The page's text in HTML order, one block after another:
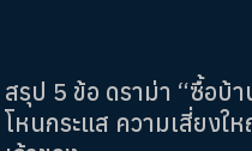
สรุป 5 ข้อ ดราม่า “ซื้อบ้
โหนกระแส ความเสี่ยง